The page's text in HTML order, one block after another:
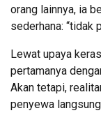
orang lainnya, ia
sederhana: “tidak
Lewat upaya
pertamanya
Akan tetapi,
penyewa